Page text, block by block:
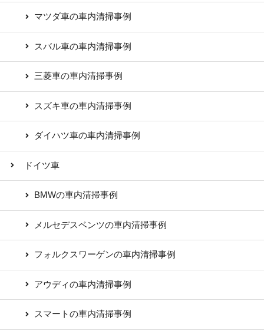
マツダ車の車内清掃事例
スバル車の車内清掃事例
三菱車の車内清掃事例
スズキ車の車内清掃事例
ダイハツ車の車内清掃事例
ドイツ車
BMWの車内清掃事例
メルセデスベンツの車内清掃事例
フォルクスワーゲンの車内清掃事例
アウディの車内清掃事例
スマートの車内清掃事例